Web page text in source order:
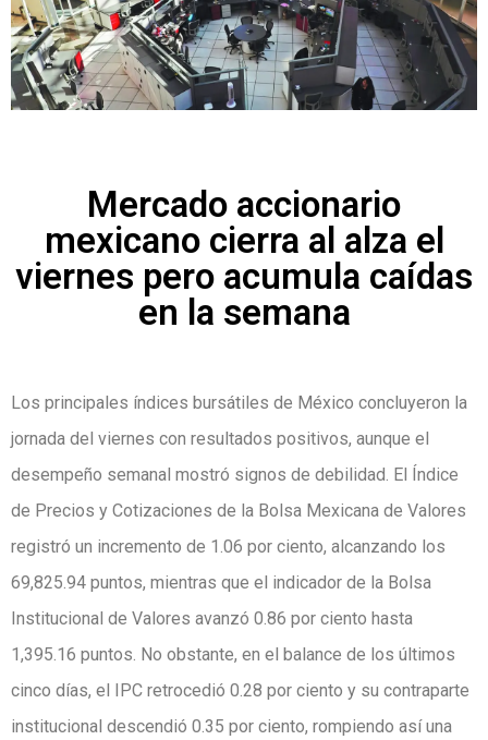
Mercado accionario
mexicano cierra al alza el
viernes pero acumula caídas
en la semana
Los principales índices bursátiles de México concluyeron la
jornada del viernes con resultados positivos, aunque el
desempeño semanal mostró signos de debilidad. El Índice
de Precios y Cotizaciones de la Bolsa Mexicana de Valores
registró un incremento de 1.06 por ciento, alcanzando los
69,825.94 puntos, mientras que el indicador de la Bolsa
Institucional de Valores avanzó 0.86 por ciento hasta
1,395.16 puntos. No obstante, en el balance de los últimos
cinco días, el IPC retrocedió 0.28 por ciento y su contraparte
institucional descendió 0.35 por ciento, rompiendo así una